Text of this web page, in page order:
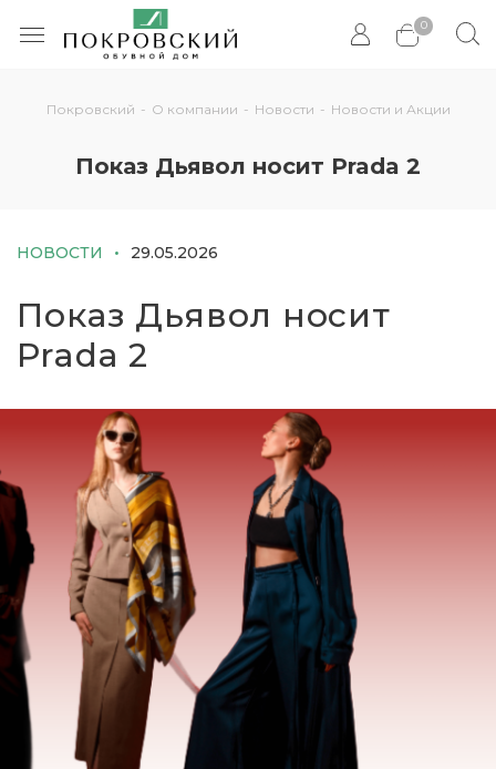
0
Покровский - О компании - Новости - Новости и Акции
Показ Дьявол носит Prada 2
НОВОСТИ 29.05.2026
Показ Дьявол носит
Prada 2